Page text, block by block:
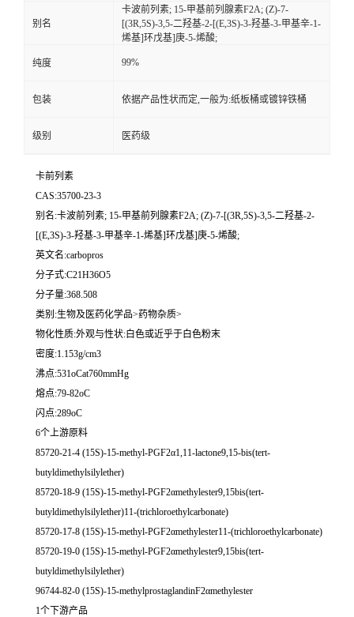
别名
卡波前列素; 15-甲基前列腺素F2Α; (Z)-7-
[(3R,5S)-3,5-二羟基-2-[(E,3S)-3-羟基-3-甲基辛-1-
烯基]环戊基]庚-5-烯酸;
纯度 99%
包装 依据产品性状而定,一般为:纸板桶或镀锌铁桶
级别 医药级
卡前列素
CAS:35700-23-3
别名:卡波前列素; 15-甲基前列腺素F2Α; (Z)-7-[(3R,5S)-3,5-二羟基-2-
[(E,3S)-3-羟基-3-甲基辛-1-烯基]环戊基]庚-5-烯酸;
英文名:carbopros
分子式:C21H36O5
分子量:368.508
类别:生物及医药化学品>药物杂质>
物化性质:外观与性状:白色或近乎于白色粉末
密度:1.153g/cm3
沸点:531oCat760mmHg
熔点:79-82oC
闪点:289oC
6个上游原料
85720-21-4 (15S)-15-methyl-PGF2α1,11-lactone9,15-bis(tert-
butyldimethylsilylether)
85720-18-9 (15S)-15-methyl-PGF2αmethylester9,15bis(tert-
butyldimethylsilylether)11-(trichloroethylcarbonate)
85720-17-8 (15S)-15-methyl-PGF2αmethylester11-(trichloroethylcarbonate)
85720-19-0 (15S)-15-methyl-PGF2αmethylester9,15bis(tert-
butyldimethylsilylether)
96744-82-0 (15S)-15-methylprostaglandinF2αmethylester
1个下游产品